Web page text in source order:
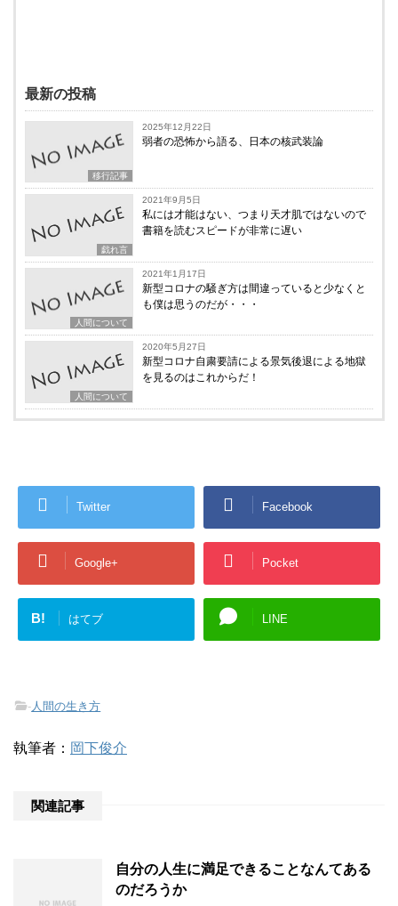
最新の投稿
移行記事
2025年12月22日
弱者の恐怖から語る、日本の核武装論
戯れ言
2021年9月5日
私には才能はない、つまり天才肌ではないので
書籍を読むスピードが非常に遅い
人間について
2021年1月17日
新型コロナの騒ぎ方は間違っていると少なくと
も僕は思うのだが・・・
人間について
2020年5月27日
新型コロナ自粛要請による景気後退による地獄
を見るのはこれからだ！
Twitter Facebook
Google+ Pocket
B! はてブ LINE
- 人間の生き方
執筆者： 岡下俊介
関連記事
自分の人生に満足できることなんてある
のだろうか